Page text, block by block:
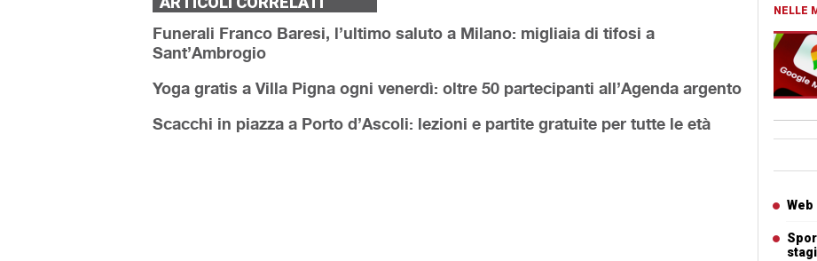
Funerali Franco Baresi, l’ultimo saluto a Milano: migliaia di tifosi a
Sant’Ambrogio
Yoga gratis a Villa Pigna ogni venerdì: oltre 50 partecipanti all’Agenda argento
Scacchi in piazza a Porto d’Ascoli: lezioni e partite gratuite per tutte le età
NELLE
Web